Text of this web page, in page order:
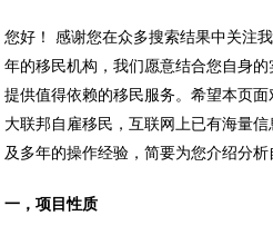
您好！ 感谢您在众多搜索结果中关注
年的移民机构，我们愿意结合您自身
提供值得依赖的移民服务。希望本页
大联邦自雇移民，互联网上已有海量
及多年的操作经验，简要为您介绍分析
一，项目性质